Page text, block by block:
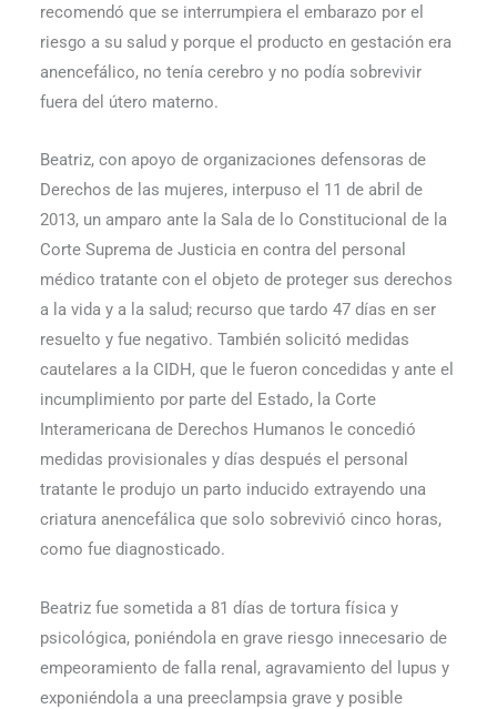
recomendó que se interrumpiera el embarazo por el
riesgo a su salud y porque el producto en gestación era
anencefálico, no tenía cerebro y no podía sobrevivir
fuera del útero materno.
Beatriz, con apoyo de organizaciones defensoras de
Derechos de las mujeres, interpuso el 11 de abril de
2013, un amparo ante la Sala de lo Constitucional de la
Corte Suprema de Justicia en contra del personal
médico tratante con el objeto de proteger sus derechos
a la vida y a la salud; recurso que tardo 47 días en ser
resuelto y fue negativo. También solicitó medidas
cautelares a la CIDH, que le fueron concedidas y ante el
incumplimiento por parte del Estado, la Corte
Interamericana de Derechos Humanos le concedió
medidas provisionales y días des­pués el personal
tratante le produjo un parto inducido extrayendo una
criatura anencefálica que solo sobrevivió cinco horas,
como fue diagnosticado.
Beatriz fue sometida a 81 días de tortura física y
psicológica, poniéndola en grave riesgo in­necesario de
empeoramiento de falla renal, agravamiento del lupus y
exponiéndola a una preeclampsia grave y posible